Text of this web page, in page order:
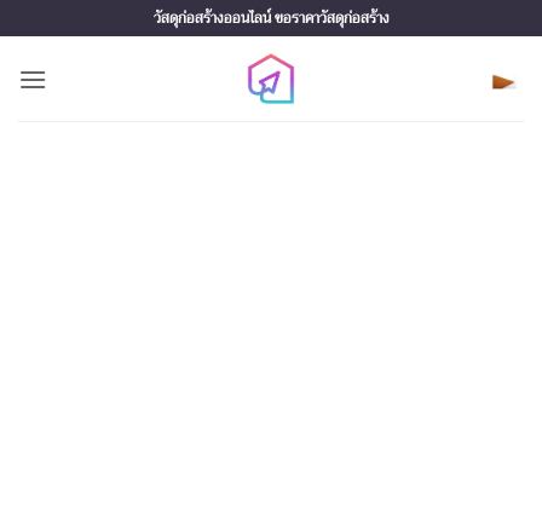
to
content
วัสดุก่อสร้างออนไลน์ ขอราคาวัสดุก่อสร้าง